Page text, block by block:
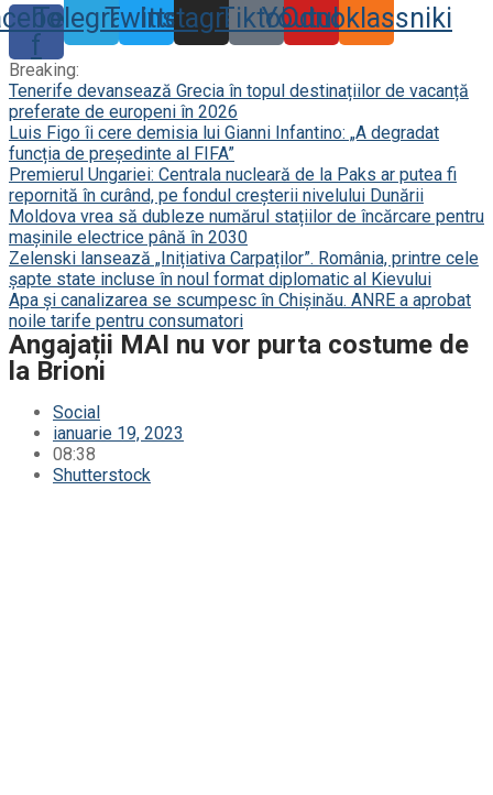
f
TelegramTwitter
Instagram
TiktokYoutube
Odnoklassniki
Breaking:
Tenerife devansează Grecia în topul destinațiilor de vacanță
preferate de europeni în 2026
Luis Figo îi cere demisia lui Gianni Infantino: „A degradat
funcția de președinte al FIFA”
Premierul Ungariei: Centrala nucleară de la Paks ar putea fi
repornită în curând, pe fondul creșterii nivelului Dunării
Moldova vrea să dubleze numărul stațiilor de încărcare pentru
mașinile electrice până în 2030
Zelenski lansează „Inițiativa Carpaților”. România, printre cele
șapte state incluse în noul format diplomatic al Kievului
Apa și canalizarea se scumpesc în Chișinău. ANRE a aprobat
noile tarife pentru consumatori
Angajații MAI nu vor purta costume de
la Brioni
Social
ianuarie 19, 2023
08:38
Shutterstock